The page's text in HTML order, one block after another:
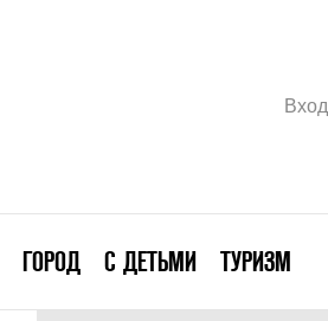
Вход
ГОРОД С ДЕТЬМИ ТУРИЗМ